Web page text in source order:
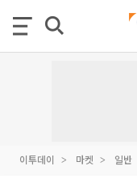
이투데이 마켓 일반